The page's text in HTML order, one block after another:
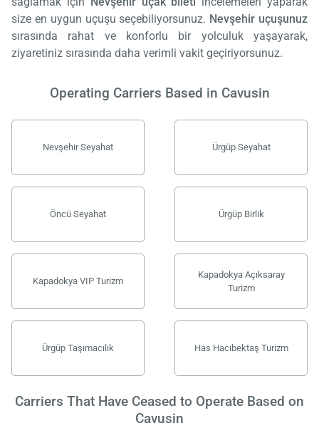
size en uygun uçuşu seçebiliyorsunuz. Nevşehir uçuşunuz
sırasında rahat ve konforlu bir yolculuk yaşayarak,
ziyaretiniz sırasında daha verimli vakit geçiriyorsunuz.
Operating Carriers Based in Cavusin
Nevşehir Seyahat Ürgüp Seyahat
Öncü Seyahat Ürgüp Birlik
Kapadokya VIP Turizm
Kapadokya Açıksaray
Turizm
Ürgüp Taşımacılık Has Hacıbektaş Turizm
Carriers That Have Ceased to Operate Based on
Cavusin